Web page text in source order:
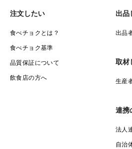
注文したい
食べチョクとは？
食べチョク基準
品質保証について
飲食店の方へ
出品
出品
取材
生産
連携
法人
自治